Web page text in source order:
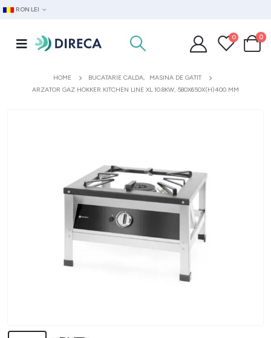
RON LEI
0 0
HOME BUCATARIE CALDA,
MASINA DE GATIT
ARZATOR GAZ HOKKER KITCHEN LINE XL 10.8KW, 580X650X(H)400 MM